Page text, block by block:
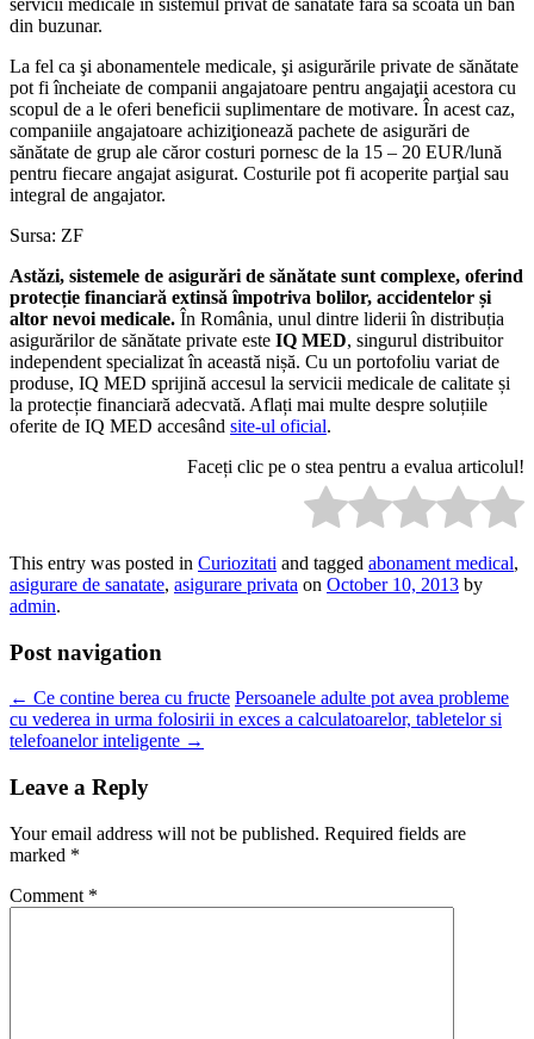
din buzunar.
La fel ca şi abonamentele medicale, şi asigurările private de sănătate
pot fi încheiate de companii angajatoare pentru angajaţii acestora cu
scopul de a le oferi beneficii suplimentare de motivare. În acest caz,
companiile angajatoare achiziţionează pachete de asigurări de
sănătate de grup ale căror costuri pornesc de la 15 – 20 EUR/lună
pentru fiecare angajat asigurat. Costurile pot fi acoperite parţial sau
integral de angajator.
Sursa: ZF
Astăzi, sistemele de asigurări de sănătate sunt complexe, oferind
protecție financiară extinsă împotriva bolilor, accidentelor și
altor nevoi medicale. În România, unul dintre liderii în distribuția
asigurărilor de sănătate private este IQ MED, singurul distribuitor
independent specializat în această nișă. Cu un portofoliu variat de
produse, IQ MED sprijină accesul la servicii medicale de calitate și
la protecție financiară adecvată. Aflați mai multe despre soluțiile
oferite de IQ MED accesând site-ul oficial.
Faceți clic pe o stea pentru a evalua articolul!
This entry was posted in Curiozitati and tagged abonament medical,
asigurare de sanatate, asigurare privata on October 10, 2013 by
admin.
Post navigation
← Ce contine berea cu fructe Persoanele adulte pot avea probleme
cu vederea in urma folosirii in exces a calculatoarelor, tabletelor si
telefoanelor inteligente →
Leave a Reply
Your email address will not be published. Required fields are
marked *
Comment *